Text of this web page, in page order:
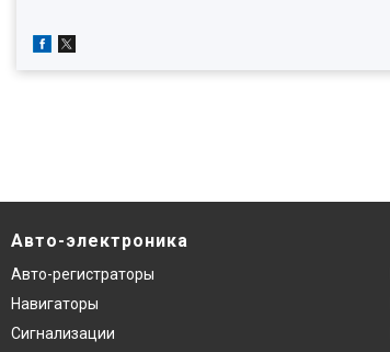
Авто-электроника
Авто-регистраторы
Навигаторы
Сигнализации